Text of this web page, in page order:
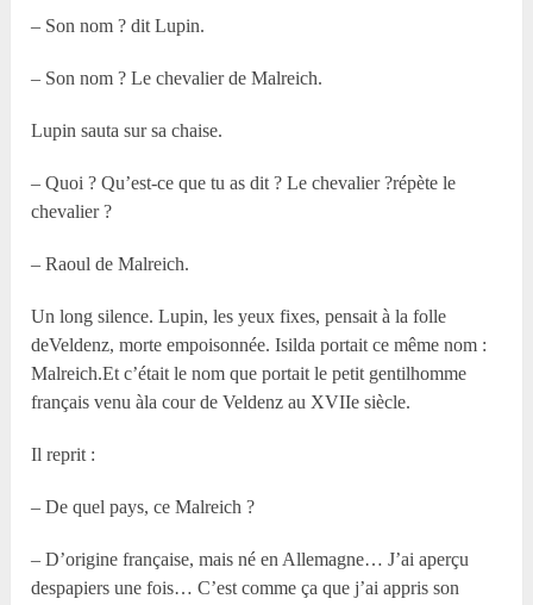
– Son nom ? dit Lupin.
– Son nom ? Le chevalier de Malreich.
Lupin sauta sur sa chaise.
– Quoi ? Qu’est-ce que tu as dit ? Le chevalier ?répète le
chevalier ?
– Raoul de Malreich.
Un long silence. Lupin, les yeux fixes, pensait à la folle
deVeldenz, morte empoisonnée. Isilda portait ce même nom :
Malreich.Et c’était le nom que portait le petit gentilhomme
français venu àla cour de Veldenz au XVIIe siècle.
Il reprit :
– De quel pays, ce Malreich ?
– D’origine française, mais né en Allemagne… J’ai aperçu
despapiers une fois… C’est comme ça que j’ai appris son